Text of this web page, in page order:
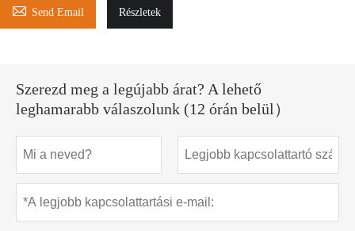
 Send Email Részletek
Szerezd meg a legújabb árat? A lehető
leghamarabb válaszolunk (12 órán belül）